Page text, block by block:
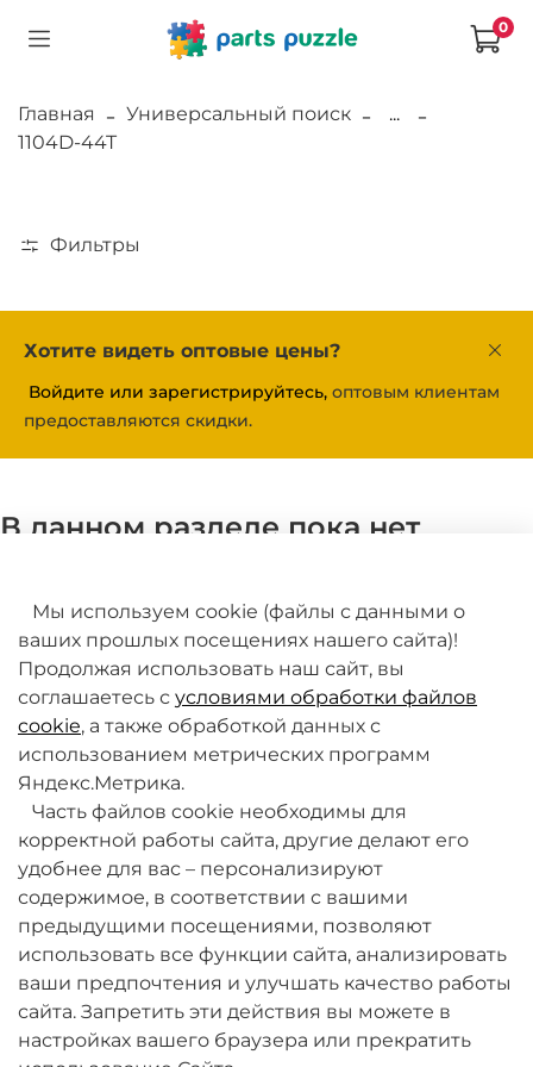
0
Главная Универсальный поиск
...
1104D-44T
Фильтры
Хотите видеть оптовые цены?
Войдите или зарегистрируйтесь, оптовым клиентам
предоставляются скидки.
В данном разделе пока нет
О компании
Товары и услуги
+7 (495) 789-38-95
09:00 - 18:00 (будни, по МСК)
Мы используем cookie (файлы с данными о
ваших прошлых посещениях нашего сайта)!
Продолжая использовать наш сайт, вы
соглашаетесь с условиями обработки файлов
cookie, а также обработкой данных с
использованием метрических программ
Яндекс.Метрика.
Часть файлов cookie необходимы для
корректной работы сайта, другие делают его
удобнее для вас – персонализируют
содержимое, в соответствии с вашими
предыдущими посещениями, позволяют
использовать все функции сайта, анализировать
ваши предпочтения и улучшать качество работы
сайта. Запретить эти действия вы можете в
настройках вашего браузера или прекратить